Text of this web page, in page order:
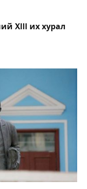
XIII их хурал